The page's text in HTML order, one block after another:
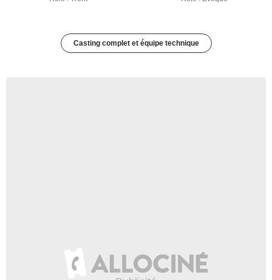
Casting complet et équipe technique